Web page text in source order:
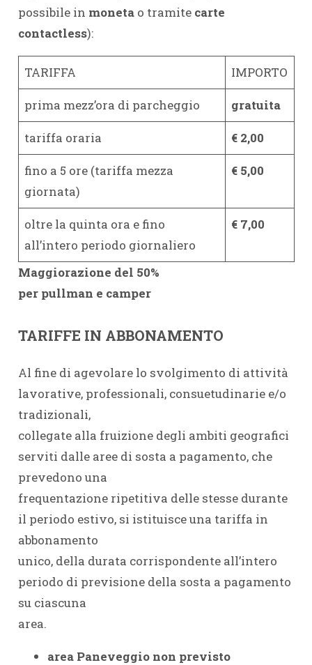
possibile in moneta o tramite carte
contactless):
TARIFFA IMPORTO
prima mezz’ora di parcheggio gratuita
tariffa oraria € 2,00
fino a 5 ore (tariffa mezza
giornata)
€ 5,00
oltre la quinta ora e fino
all’intero periodo giornaliero
€ 7,00
Maggiorazione del 50%
per pullman e camper
TARIFFE IN ABBONAMENTO
Al fine di agevolare lo svolgimento di attività
lavorative, professionali, consuetudinarie e/o
tradizionali,
collegate alla fruizione degli ambiti geografici
serviti dalle aree di sosta a pagamento, che
prevedono una
frequentazione ripetitiva delle stesse durante
il periodo estivo, si istituisce una tariffa in
abbonamento
unico, della durata corrispondente all’intero
periodo di previsione della sosta a pagamento
su ciascuna
area.
area Paneveggio non previsto